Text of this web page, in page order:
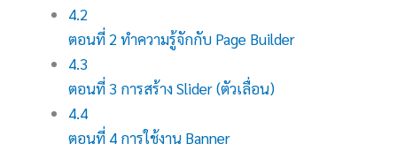
4.2
ตอนที่ 2 ทำความรู้จักกับ Page Builder
4.3
ตอนที่ 3 การสร้าง Slider (ตัวเลื่อน)
4.4
ตอนที่ 4 การใช้งาน Banner